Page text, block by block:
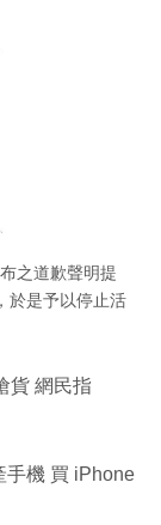
之道歉聲明提
於是予以停止活
貨 網民指
手機 買 iPhone